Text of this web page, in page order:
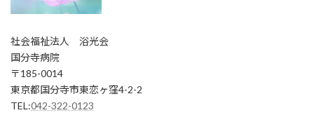
社会福祉法人 浴光会
国分寺病院
〒185-0014
東京都国分寺市東恋ヶ窪4-2-2
TEL:042-322-0123